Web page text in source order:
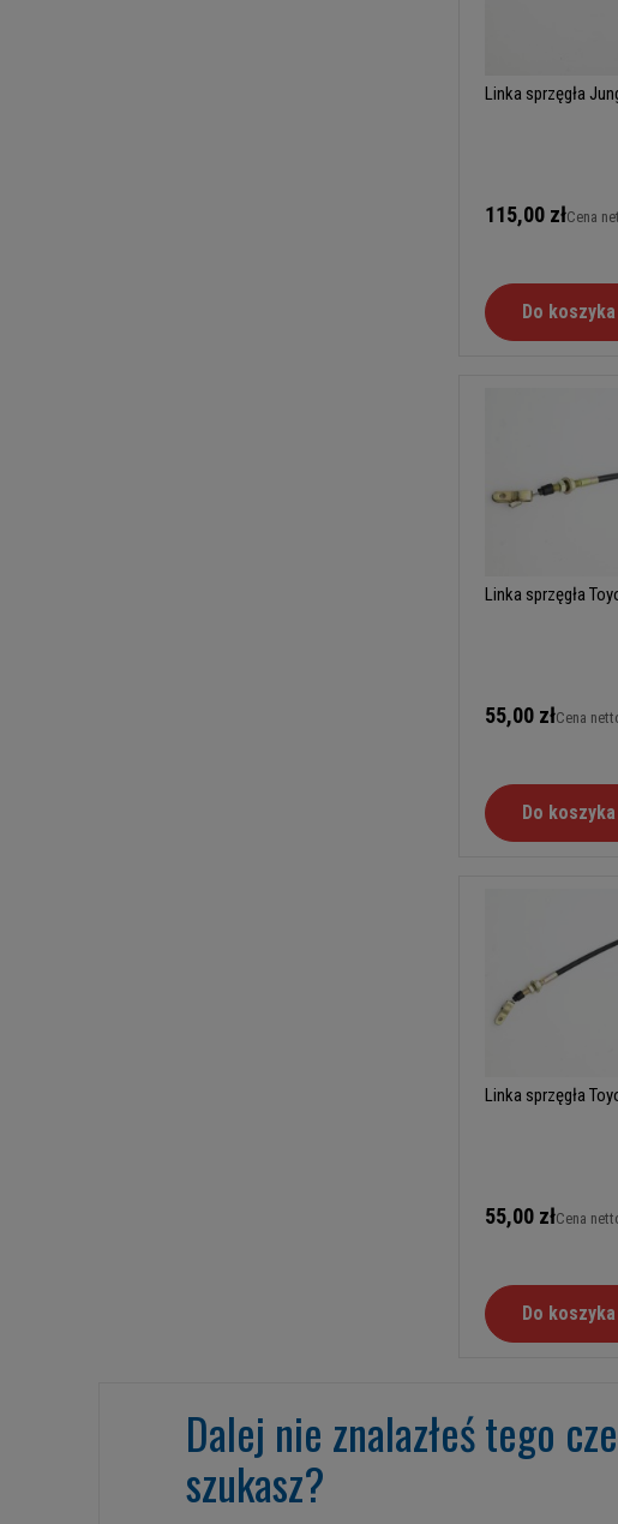
Linka sprzęgła
115,00 złCena
Do koszyka
Linka sprzęgła
55,00 złCena
Do koszyka
Linka sprzęgła
55,00 złCena
Do koszyka
Dalej nie znalazłeś tego
szukasz?